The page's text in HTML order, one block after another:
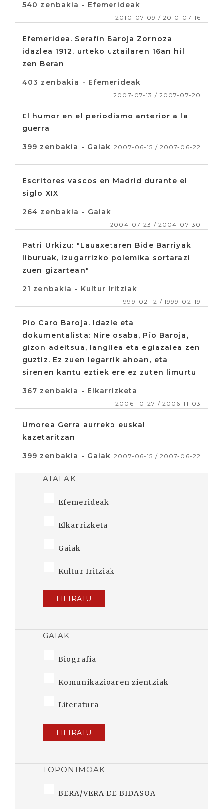
540 zenbakia - Efemerideak
2010-07-09 / 2010-07-16
Efemeridea. Serafín Baroja Zornoza
idazlea 1912. urteko uztailaren 16an hil
zen Beran
403 zenbakia - Efemerideak
2007-07-13 / 2007-07-20
El humor en el periodismo anterior a la
guerra
399 zenbakia - Gaiak 2007-06-15 / 2007-06-22
Escritores vascos en Madrid durante el
siglo XIX
264 zenbakia - Gaiak
2004-07-23 / 2004-07-30
Patri Urkizu: "Lauaxetaren Bide Barriyak
liburuak, izugarrizko polemika sortarazi
zuen gizartean"
21 zenbakia - Kultur Iritziak
1999-02-12 / 1999-02-19
Pío Caro Baroja. Idazle eta
dokumentalista: Nire osaba, Pío Baroja,
gizon adeitsua, langilea eta egiazalea zen
guztiz. Ez zuen legarrik ahoan, eta
sirenen kantu eztiek ere ez zuten limurtu
367 zenbakia - Elkarrizketa
2006-10-27 / 2006-11-03
Umorea Gerra aurreko euskal
kazetaritzan
399 zenbakia - Gaiak 2007-06-15 / 2007-06-22
ATALAK
Efemerideak
Elkarrizketa
Gaiak
Kultur Iritziak
FILTRATU
GAIAK
Biografia
Komunikazioaren zientziak
Literatura
FILTRATU
TOPONIMOAK
BERA/VERA DE BIDASOA